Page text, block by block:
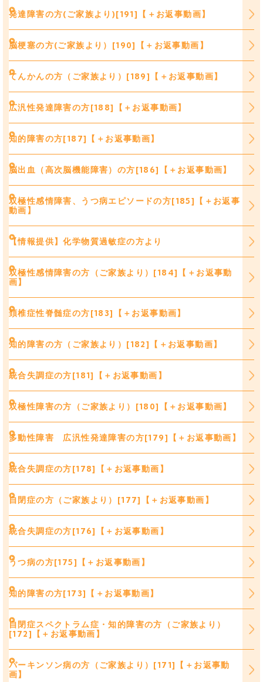
発達障害の方(ご家族より)[191]【＋お返事動画】
脳梗塞の方(ご家族より）[190]【＋お返事動画】
てんかんの方（ご家族より）[189]【＋お返事動画】
広汎性発達障害の方[188]【＋お返事動画】
知的障害の方[187]【＋お返事動画】
脳出血（高次脳機能障害）の方[186]【＋お返事動画】
双極性感情障害、うつ病エピソードの方[185]【＋お返事
動画】
【情報提供】化学物質過敏症の方より
双極性感情障害の方（ご家族より）[184]【＋お返事動
画】
頚椎症性脊髄症の方[183]【＋お返事動画】
知的障害の方（ご家族より）[182]【＋お返事動画】
統合失調症の方[181]【＋お返事動画】
双極性障害の方（ご家族より）[180]【＋お返事動画】
多動性障害 広汎性発達障害の方[179]【＋お返事動画】
統合失調症の方[178]【＋お返事動画】
自閉症の方（ご家族より）[177]【＋お返事動画】
統合失調症の方[176]【＋お返事動画】
うつ病の方[175]【＋お返事動画】
知的障害の方[173]【＋お返事動画】
自閉症スペクトラム症・知的障害の方（ご家族より）
[172]【＋お返事動画】
パーキンソン病の方（ご家族より）[171]【＋お返事動
画】